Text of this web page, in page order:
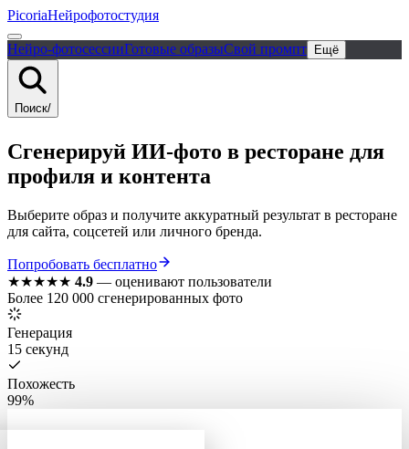
PicoriaНейрофотостудия
Нейро-фотосессииГотовые образыСвой промпт Ещё
Поиск/
Сгенерируй ИИ-фото в ресторане для
профиля и контента
Выберите образ и получите аккуратный результат в ресторане
для сайта, соцсетей или личного бренда.
Попробовать бесплатно
★★★★★ 4.9 — оценивают пользователи
Более 120 000 сгенерированных фото
Генерация
15 секунд
Похожесть
99%